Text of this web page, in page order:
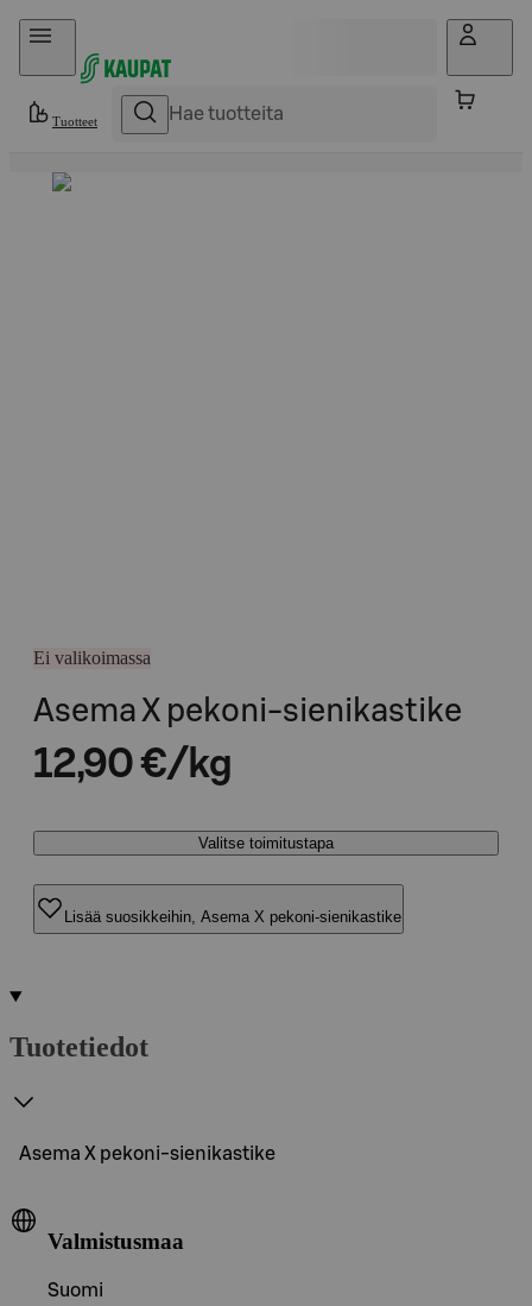
Hyppää sisältöön
Tuotteet
Ei valikoimassa
Asema X pekoni-sienikastike
12,90 €/kg
Valitse toimitustapa
Lisää suosikkeihin, Asema X pekoni-sienikastike
Tuotetiedot
Asema X pekoni-sienikastike
Valmistusmaa
Suomi